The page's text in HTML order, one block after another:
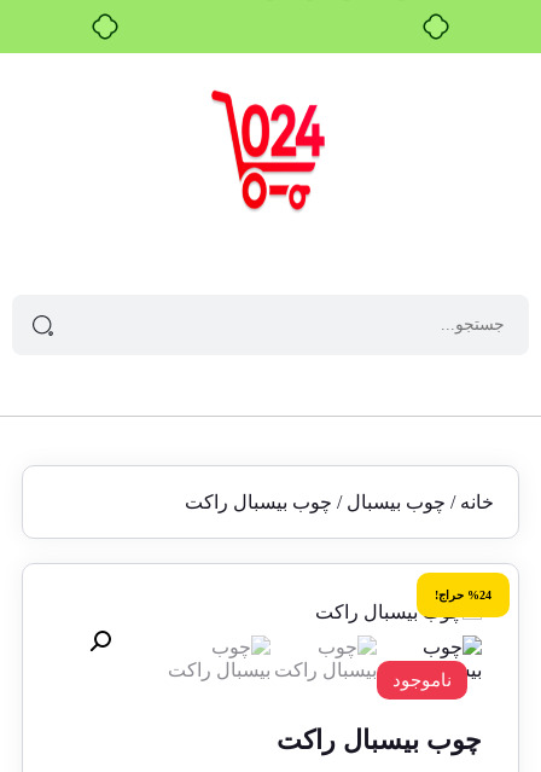
خانه / چوب بیسبال / چوب بیسبال راکت
%24 حراج!
چوب بیسبال راکت
ناموجود